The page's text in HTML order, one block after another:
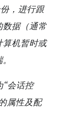
，进行跟
数据（通常
算机暂时或
“会话控
属性及配